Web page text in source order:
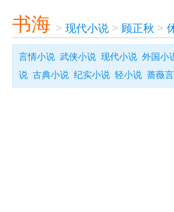
书海 > 现代小说 > 顾正秋 >
言情小说 武侠小说 现代小说 外国小
说 古典小说 纪实小说 轻小说 蔷薇